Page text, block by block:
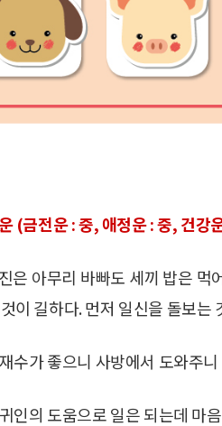
(금전운 : 중, 애정운 : 중, 건강
은 아무리 바빠도 세끼 밥은 먹
이 길하다. 먼저 일신을 돌보
수가 좋으니 사방에서 도와주
인의 도움으로 일은 되는데 마